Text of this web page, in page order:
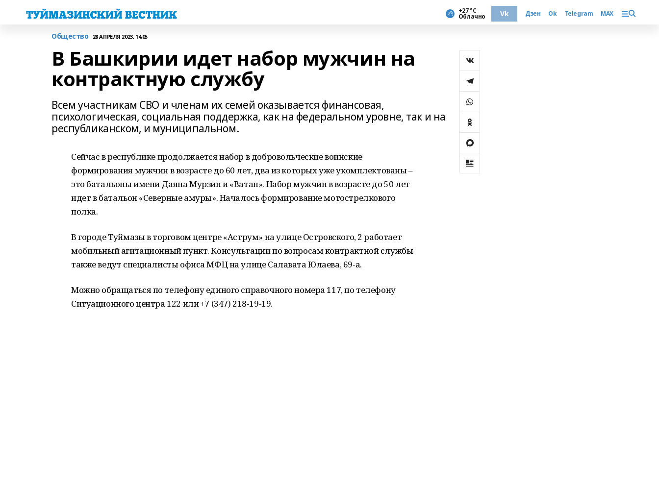
+27 °С
Облачно Vk Дзен Ok Telegram MAX
Общество 28 АПРЕЛЯ 2023, 14:05
В Башкирии идет набор мужчин на
контрактную службу
Всем участникам СВО и членам их семей оказывается финансовая,
психологическая, социальная поддержка, как на федеральном уровне, так и на
республиканском, и муниципальном.
Сейчас в республике продолжается набор в добровольческие воинские
формирования мужчин в возрасте до 60 лет, два из которых уже укомплектованы –
это батальоны имени Даяна Мурзин и «Ватан». Набор мужчин в возрасте до 50 лет
идет в батальон «Северные амуры». Началось формирование мотострелкового
полка.
В городе Туймазы в торговом центре «Аструм» на улице Островского, 2 работает
мобильный агитационный пункт. Консультации по вопросам контрактной службы
также ведут специалисты офиса МФЦ на улице Салавата Юлаева, 69-а.
Можно обращаться по телефону единого справочного номера 117, по телефону
Ситуационного центра 122 или +7 (347) 218-19-19.